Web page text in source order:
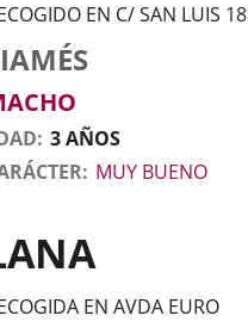
EN C/ SAN LUIS 18
3 AÑOS
MUY BUENO
EN AVDA EURO